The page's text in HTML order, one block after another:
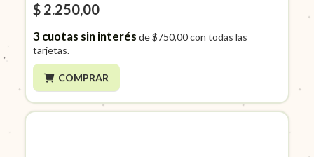
$ 2.250,00
3cuotas sin interés de$750,00con todas las
tarjetas.
COMPRAR